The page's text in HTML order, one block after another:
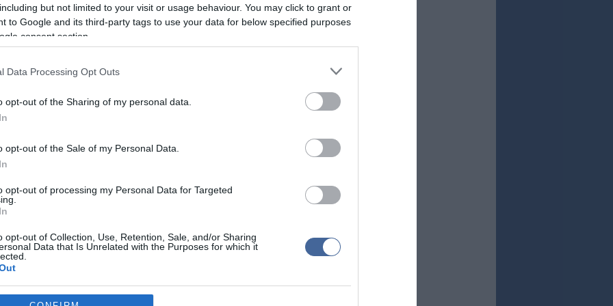
but not limited to your visit or usage behaviour. You may click to grant or
to Google and its third-party tags to use your data for below specified purposes
consent section.
Data Processing Opt Outs
opt-out of the Sharing of my personal data.
opt-out of the Sale of my Personal Data.
opt-out of processing my Personal Data for Targeted
opt-out of Collection, Use, Retention, Sale, and/or Sharing
Data that Is Unrelated with the Purposes for which it
consents
fellépésben.
el minden részletet. Ez nem csak egy bumm és
több bumm lesz" - fogalmazott az X-en közzétett
délelőtt fél tízkor ballisztikus rakéta
gyümölcsösben. A fegyvert a húszi lázadók
hírportálja szerint több tucat méter mély gödör
következtében, s repeszek is szóródtak a
embert pedig pániktünetekkel vettek kezelésbe -
légikikötő közelében lezártak több fontos főútvonalat.
Izrael központi részén megszólaltak a szirénák és
vonultak.
amelyeket sikerült még a levegőben elfogni,